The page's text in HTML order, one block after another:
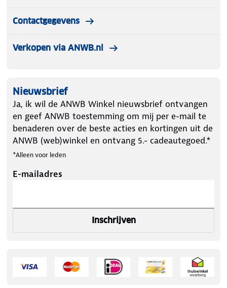
Contactgegevens
Verkopen via ANWB.nl
Nieuwsbrief
Ja, ik wil de ANWB Winkel nieuwsbrief ontvangen
en geef ANWB toestemming om mij per e-mail te
benaderen over de beste acties en kortingen uit de
ANWB (web)winkel en ontvang 5.- cadeautegoed.*
*Alleen voor leden
E-mailadres
Inschrijven